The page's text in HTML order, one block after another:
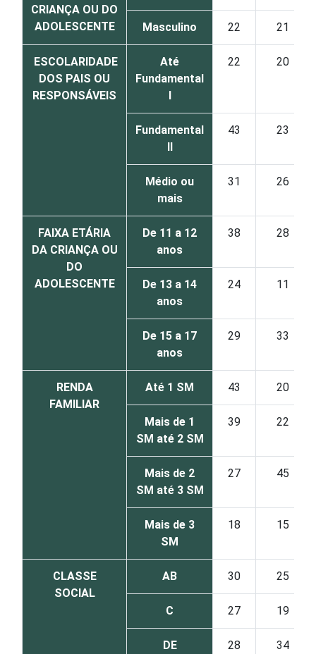
CRIANÇA OU DO
ADOLESCENTE
Masculino 22 21
ESCOLARIDADE
DOS PAIS OU
RESPONSÁVEIS
Até
Fundamental
I
22 20
Fundamental
II
43 23
Médio ou
mais
31 26
FAIXA ETÁRIA
DA CRIANÇA OU
DO
ADOLESCENTE
De 11 a 12
anos
38 28
De 13 a 14
anos
24 11
De 15 a 17
anos
29 33
RENDA
FAMILIAR
Até 1 SM 43 20
Mais de 1
SM até 2 SM
39 22
Mais de 2
SM até 3 SM
27 45
Mais de 3
SM
18 15
CLASSE
SOCIAL
AB 30 25
C 27 19
DE 28 34